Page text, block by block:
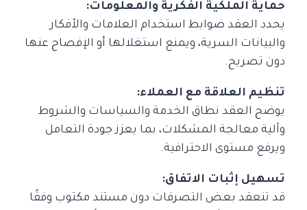
حماية الملكية الفكرية والمعلومات:
يحدد العقد ضوابط استخدام العلامات والأفكار
والبيانات السرية، ويمنع استغلالها أو الإفصاح عنها
دون تصريح.
تنظيم العلاقة مع العملاء:
يوضح العقد نطاق الخدمة والسياسات والشروط
وآلية معالجة المشكلات، بما يعزز جودة التعامل
ويرفع مستوى الاحترافية.
تسهيل إثبات الاتفاق:
قد تنعقد بعض التصرفات دون مستند مكتوب وفقًا